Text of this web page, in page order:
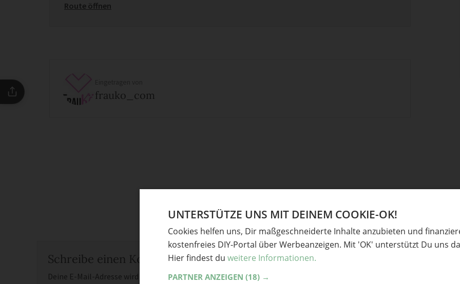
Route öffnen
frauko_com
Schreibe einen Kommentar
Deine E-Mail-Adresse wird nicht veröffentlicht. Erforderliche Felder sind mit
UNTERSTÜTZE UNS MIT DEINEM COOKIE-OK!
Cookies helfen uns, Dir maßgeschneiderte Inhalte anzubieten und
kostenfreies DIY-Portal über Werbeanzeigen. Mit 'OK' unterstützt Du uns
Hier findest du weitere Informationen.
PARTNER ANZEIGEN (18) →